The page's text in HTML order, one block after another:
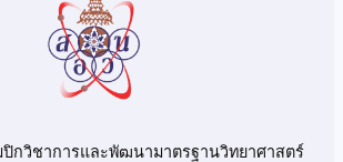
ปิกวิชาการและพัฒนามาตรฐานวิทยาศาสตร์